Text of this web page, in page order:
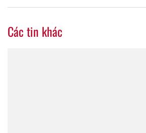
Các tin khác